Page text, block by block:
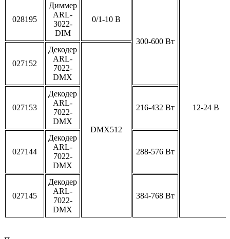
028195
Диммер
ARL-
3022-
DIM
0/1-10 В
300-600 Вт
12-24 В
027152
Декодер
ARL-
7022-
DMX
DMX512
027153
Декодер
ARL-
7022-
DMX
216-432 Вт
027144
Декодер
ARL-
7022-
DMX
288-576 Вт
027145
Декодер
ARL-
7022-
DMX
384-768 Вт